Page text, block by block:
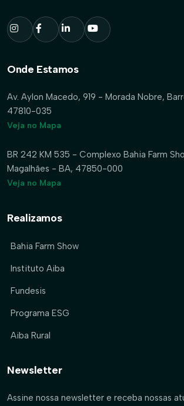
Onde Estamos
Av. Aylon Macedo, 919 - Morada Nobre,
47810-035
Veja no Mapa
BR 242 KM 535 - Complexo Bahia Farm
Magalhães - BA, 47850-000
Veja no Mapa
Realizamos
Bahia Farm Show
Instituto Aiba
Fundesis
Programa ESG
Aiba Rural
Newsletter
Assine nossa newsletter e receba nossas